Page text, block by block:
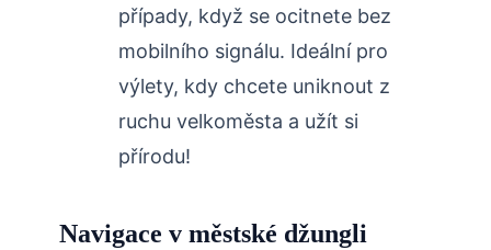
případy, když se ocitnete bez
mobilního signálu. Ideální pro
výlety, kdy chcete uniknout z
ruchu velkoměsta a užít si
přírodu!
Navigace v městské džungli